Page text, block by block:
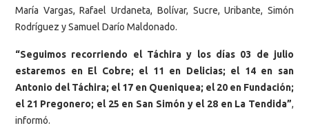
María Vargas, Rafael Urdaneta, Bolívar, Sucre, Uribante, Simón
Rodríguez y Samuel Darío Maldonado.
“Seguimos recorriendo el Táchira y los días 03 de julio
estaremos en El Cobre; el 11 en Delicias; el 14 en san
Antonio del Táchira; el 17 en Queniquea; el 20 en Fundación;
el 21 Pregonero; el 25 en San Simón y el 28 en La Tendida”,
informó.